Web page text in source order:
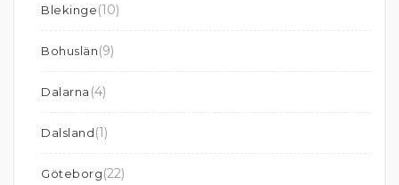
Blekinge(10)
Bohuslän(9)
Dalarna (4)
Dalsland(1)
Göteborg(22)